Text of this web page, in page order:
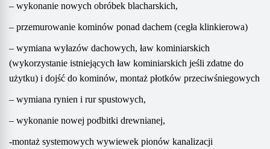
– wykonanie nowych obróbek blacharskich,
– przemurowanie kominów ponad dachem (cegła klinkierowa)
– wymiana wyłazów dachowych, ław kominiarskich
(wykorzystanie istniejących ław kominiarskich jeśli zdatne do
użytku) i dojść do kominów, montaż płotków przeciwśniegowych
– wymiana rynien i rur spustowych,
– wykonanie nowej podbitki drewnianej,
-montaż systemowych wywiewek pionów kanalizacji